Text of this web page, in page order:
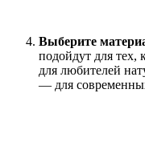
Выберите
подойдут для тех,
для любителей
— для